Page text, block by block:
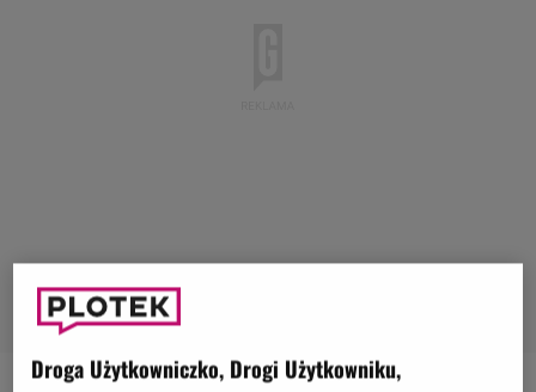
Droga Użytkowniczko, Drogi Użytkowniku,